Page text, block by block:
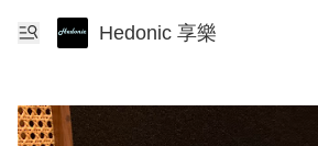
Hedonic 享樂